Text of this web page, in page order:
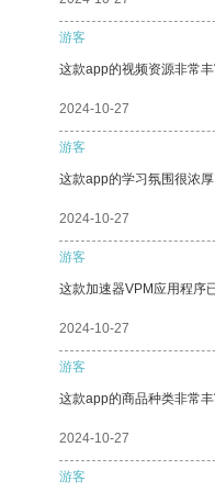
游客
这款app的视频资源非常
2024-10-27
游客
这款app的学习氛围很浓
2024-10-27
游客
这款加速器VPM应用程序
2024-10-27
游客
这款app的商品种类非常
2024-10-27
游客